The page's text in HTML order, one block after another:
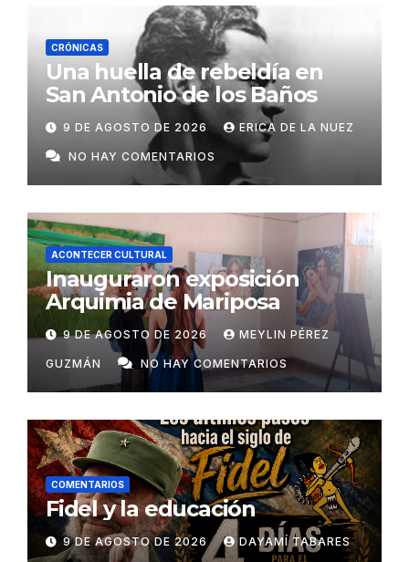
CRÓNICAS
Una huella de rebeldía en
San Antonio de los Baños
9 DE AGOSTO DE 2026 ERICA DE LA NUEZ
NO HAY COMENTARIOS
ACONTECER CULTURAL
Inauguraron exposición
Arquimia de Mariposa
9 DE AGOSTO DE 2026 MEYLIN PÉREZ
GUZMÁN NO HAY COMENTARIOS
COMENTARIOS
Fidel y la educación
9 DE AGOSTO DE 2026 DAYAMÍ TABARES